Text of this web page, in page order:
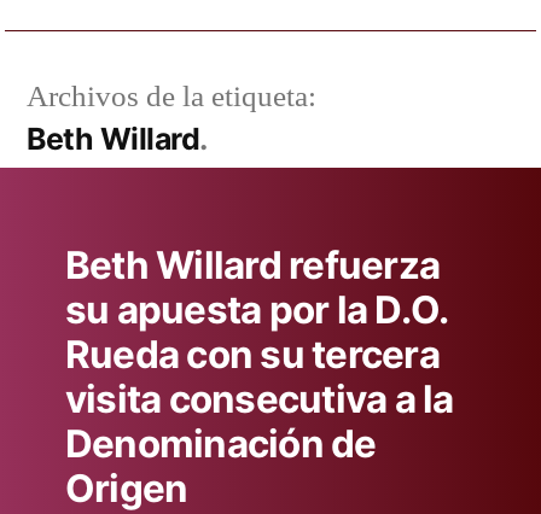
Archivos de la etiqueta:
Beth Willard
Beth Willard refuerza
su apuesta por la D.O.
Rueda con su tercera
visita consecutiva a la
Denominación de
Origen